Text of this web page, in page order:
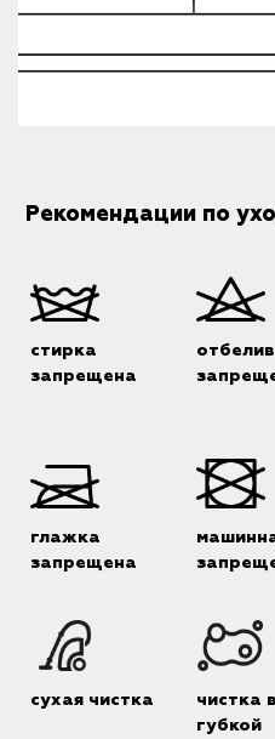
Рекомендации по
стирка
запрещена
глажка
запрещена
сухая чистка
чистка
губкой